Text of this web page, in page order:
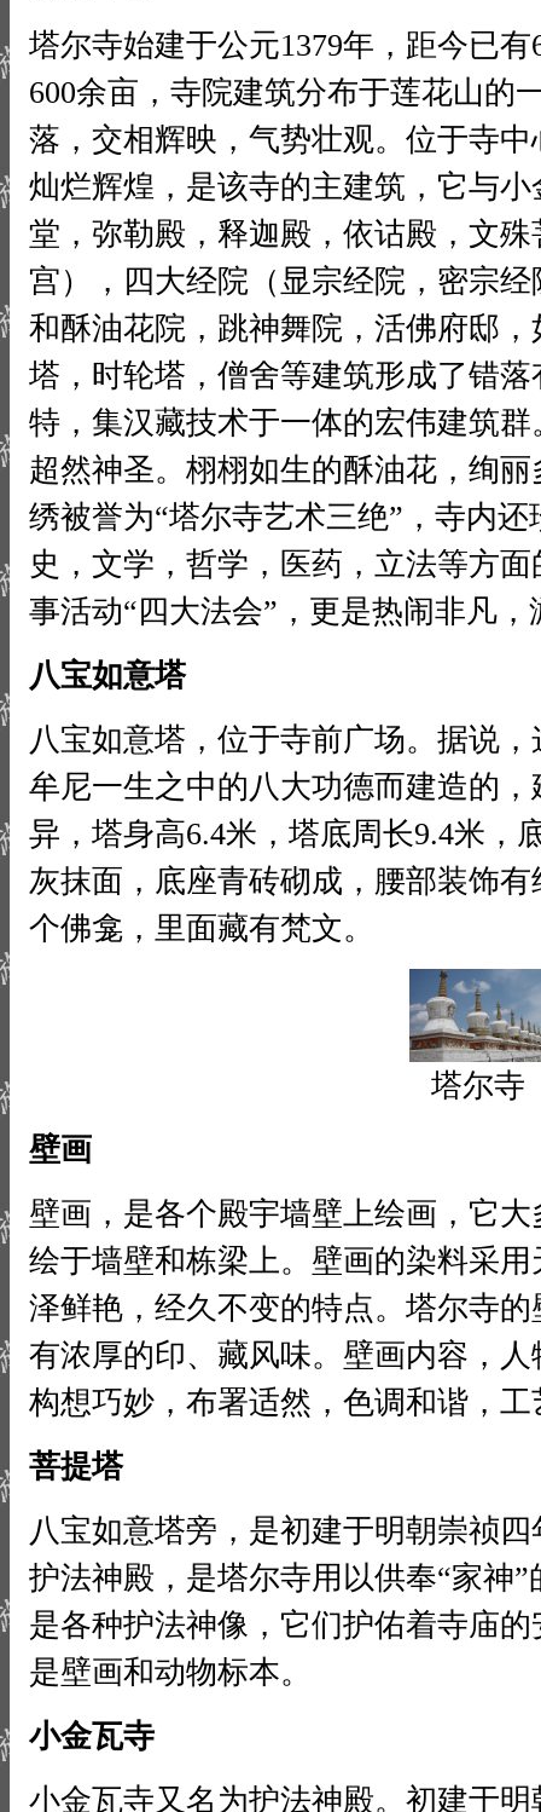
塔尔寺始建于公元1379年，距今已
600余亩，寺院建筑分布于莲花山的
落，交相辉映，气势壮观。位于寺
灿烂辉煌，是该寺的主建筑，它与
堂，弥勒殿，释迦殿，依诂殿，文
宫），四大经院（显宗经院，密宗
和酥油花院，跳神舞院，活佛府邸
塔，时轮塔，僧舍等建筑形成了错
特，集汉藏技术于一体的宏伟建筑
超然神圣。栩栩如生的酥油花，绚
绣被誉为“塔尔寺艺术三绝”，寺内
史，文学，哲学，医药，立法等方
事活动“四大法会”，更是热闹非凡，
八宝如意塔
八宝如意塔，位于寺前广场。据说
牟尼一生之中的八大功德而建造的
异，塔身高6.4米，塔底周长9.4米，
灰抹面，底座青砖砌成，腰部装饰
个佛龛，里面藏有梵文。
塔尔寺
壁画
壁画，是各个殿宇墙壁上绘画，它
绘于墙壁和栋梁上。壁画的染料采
泽鲜艳，经久不变的特点。塔尔寺
有浓厚的印、藏风味。壁画内容，
构想巧妙，布署适然，色调和谐，
菩提塔
八宝如意塔旁，是初建于明朝崇祯
护法神殿，是塔尔寺用以供奉“家神
是各种护法神像，它们护佑着寺庙
是壁画和动物标本。
小金瓦寺
小金瓦寺又名为护法神殿。初建于